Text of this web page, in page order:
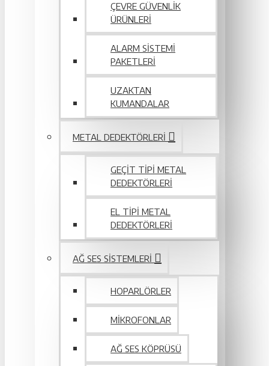
ÇEVRE GÜVENLIK
ÜRÜNLERI
ALARM SISTEMI
PAKETLERI
UZAKTAN
KUMANDALAR
METAL DEDEKTÖRLERI
GEÇIT TIPI METAL
DEDEKTÖRLERI
EL TIPI METAL
DEDEKTÖRLERI
AĞ SES SISTEMLERI
HOPARLÖRLER
MIKROFONLAR
AĞ SES KÖPRÜSÜ